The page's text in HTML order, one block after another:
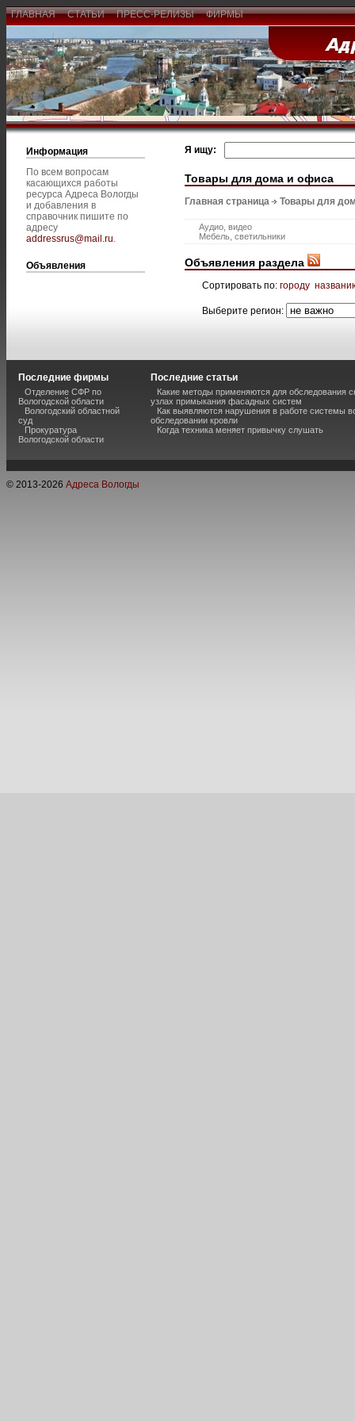
ГЛАВНАЯ СТАТЬИ ПРЕСС-РЕЛИЗЫ ФИРМЫ
Информация
По всем вопросам
касающихся работы
ресурса Адреса Вологды
и добавления в
справочник пишите по
адресу
addressrus@mail.ru.
Объявления
Я ищу:
Товары для дома и офиса
Главная страница Товары для
Аудио, видео
Мебель, светильники
Объявления раздела
Сортировать по: городу
Выберите регион:
Последние фирмы
Отделение СФР по
Вологодской области
Вологодский областной
суд
Прокуратура
Вологодской области
Последние статьи
Какие методы применяются для обследования
узлах примыкания фасадных систем
Как выявляются нарушения в работе системы
обследовании кровли
Когда техника меняет привычку слушать
© 2013-2026 Адреса Вологды